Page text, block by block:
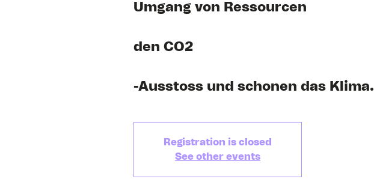
Umgang von Ressourcen
den CO2
-Ausstoss und schonen das Klima.
Registration is closed
See other events